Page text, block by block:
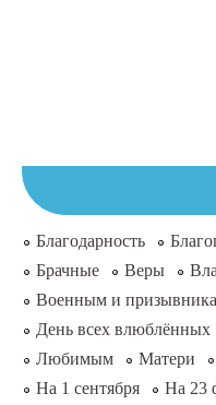
Благодарность
Брачные
Веры
Военным и
День всех влюблённых
Любимым
Матери
На 1 сентября
На 23